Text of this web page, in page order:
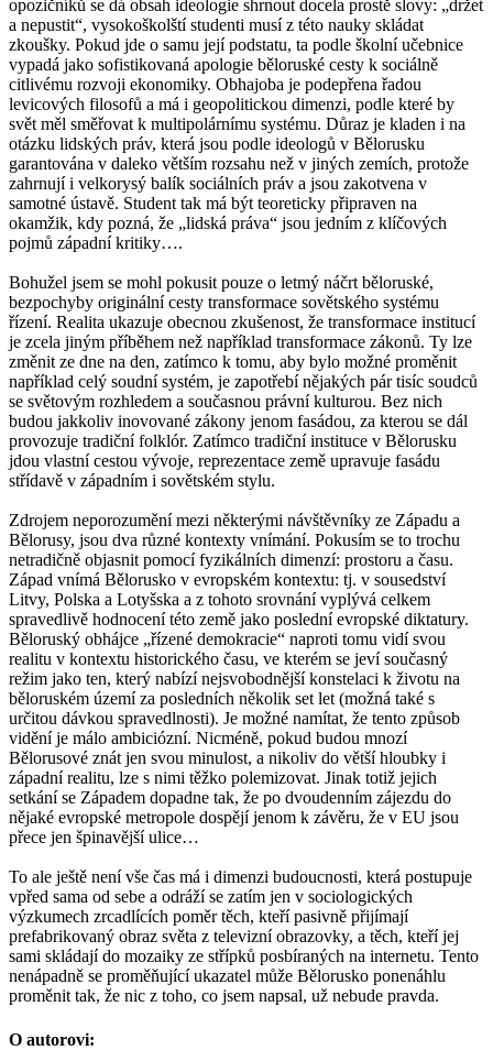
opozičníků se dá obsah ideologie shrnout docela prostě slovy: „držet
a nepustit“, vysokoškolští studenti musí z této nauky skládat
zkoušky. Pokud jde o samu její podstatu, ta podle školní učebnice
vypadá jako sofistikovaná apologie běloruské cesty k sociálně
citlivému rozvoji ekonomiky. Obhajoba je podepřena řadou
levicových filosofů a má i geopolitickou dimenzi, podle které by
svět měl směřovat k multipolárnímu systému. Důraz je kladen i na
otázku lidských práv, která jsou podle ideologů v Bělorusku
garantována v daleko větším rozsahu než v jiných zemích, protože
zahrnují i velkorysý balík sociálních práv a jsou zakotvena v
samotné ústavě. Student tak má být teoreticky připraven na
okamžik, kdy pozná, že „lidská práva“ jsou jedním z klíčových
pojmů západní kritiky….
Bohužel jsem se mohl pokusit pouze o letmý náčrt běloruské,
bezpochyby originální cesty transformace sovětského systému
řízení. Realita ukazuje obecnou zkušenost, že transformace institucí
je zcela jiným příběhem než například transformace zákonů. Ty lze
změnit ze dne na den, zatímco k tomu, aby bylo možné proměnit
například celý soudní systém, je zapotřebí nějakých pár tisíc soudců
se světovým rozhledem a současnou právní kulturou. Bez nich
budou jakkoliv inovované zákony jenom fasádou, za kterou se dál
provozuje tradiční folklór. Zatímco tradiční instituce v Bělorusku
jdou vlastní cestou vývoje, reprezentace země upravuje fasádu
střídavě v západním i sovětském stylu.
Zdrojem neporozumění mezi některými návštěvníky ze Západu a
Bělorusy, jsou dva různé kontexty vnímání. Pokusím se to trochu
netradičně objasnit pomocí fyzikálních dimenzí: prostoru a času.
Západ vnímá Bělorusko v evropském kontextu: tj. v sousedství
Litvy, Polska a Lotyšska a z tohoto srovnání vyplývá celkem
spravedlivě hodnocení této země jako poslední evropské diktatury.
Běloruský obhájce „řízené demokracie“ naproti tomu vidí svou
realitu v kontextu historického času, ve kterém se jeví současný
režim jako ten, který nabízí nejsvobodnější konstelaci k životu na
běloruském území za posledních několik set let (možná také s
určitou dávkou spravedlnosti). Je možné namítat, že tento způsob
vidění je málo ambiciózní. Nicméně, pokud budou mnozí
Bělorusové znát jen svou minulost, a nikoliv do větší hloubky i
západní realitu, lze s nimi těžko polemizovat. Jinak totiž jejich
setkání se Západem dopadne tak, že po dvoudenním zájezdu do
nějaké evropské metropole dospějí jenom k závěru, že v EU jsou
přece jen špinavější ulice…
To ale ještě není vše čas má i dimenzi budoucnosti, která postupuje
vpřed sama od sebe a odráží se zatím jen v sociologických
výzkumech zrcadlících poměr těch, kteří pasivně přijímají
prefabrikovaný obraz světa z televizní obrazovky, a těch, kteří jej
sami skládají do mozaiky ze střípků posbíraných na internetu. Tento
nenápadně se proměňující ukazatel může Bělorusko ponenáhlu
proměnit tak, že nic z toho, co jsem napsal, už nebude pravda.
O autorovi: